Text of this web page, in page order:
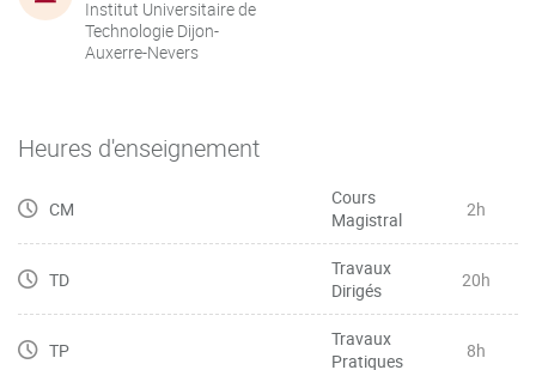
Institut Universitaire de
Technologie Dijon-
Auxerre-Nevers
Heures d'enseignement
CM
Cours
Magistral
2h
TD
Travaux
Dirigés
20h
TP
Travaux
Pratiques
8h